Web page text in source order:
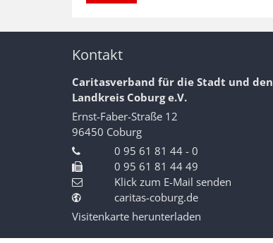
Kontakt
Caritasverband für die Stadt und den
Landkreis Coburg e.V.
Ernst-Faber-Straße 12
96450 Coburg
0 95 61 81 44 - 0
0 95 61 81 44 49
Klick zum E-Mail senden
caritas-coburg.de
Visitenkarte herunterladen